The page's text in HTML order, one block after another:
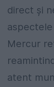
direct și
Mercur
atent